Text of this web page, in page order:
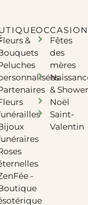
- Télétravail
10h à 17h
10h à 18h
&
-
Fêtes
des
mères
& Shower
Noël
Saint-
Valentin